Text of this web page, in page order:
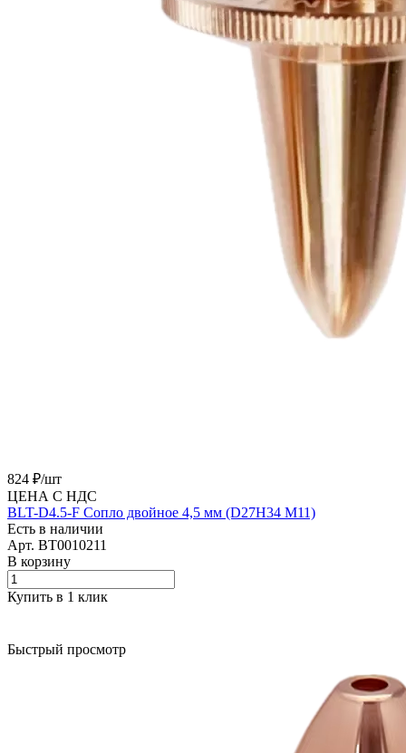
824 ₽/шт
ЦЕНА С НДС
BLT-D4.5-F Сопло двойное 4,5 мм (D27H34 M11)
Есть в наличии
Арт. BT0010211
В корзину
Купить в 1 клик
Быстрый просмотр